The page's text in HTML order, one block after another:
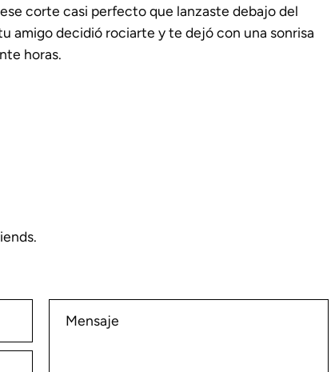
corte casi perfecto que lanzaste debajo del
amigo decidió rociarte y te dejó con una sonrisa
horas.